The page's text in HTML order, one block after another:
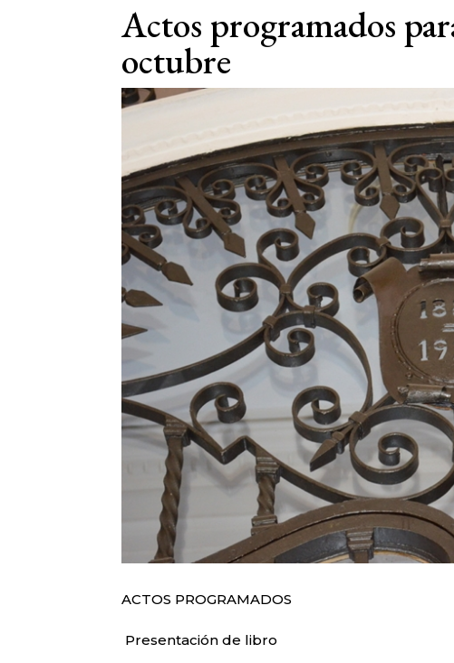
Actos programados
octubre
ACTOS PROGRAMADOS
Presentación de libro